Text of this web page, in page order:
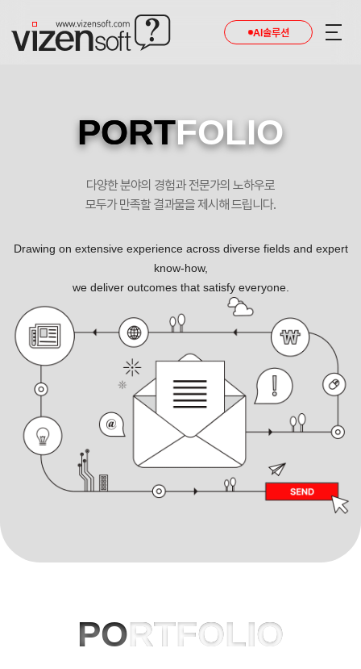
AI솔루션
오케이 다이렉트 대부 중개 포트폴리오
PORTFOLIO
다양한 분야의 경험과 전문가의 노하우로
모두가 만족할 결과물을 제시해 드립니다.
Drawing on extensive experience across diverse fields and expert
know-how,
we deliver outcomes that satisfy everyone.
PORTFOLIO